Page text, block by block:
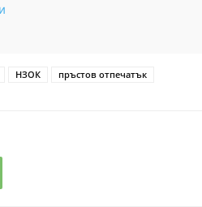
НЗОК пръстов отпечатък